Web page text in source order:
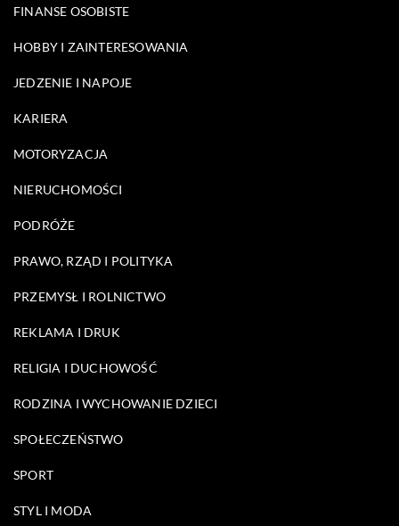
FINANSE OSOBISTE
HOBBY I ZAINTERESOWANIA
JEDZENIE I NAPOJE
KARIERA
MOTORYZACJA
NIERUCHOMOŚCI
PODRÓŻE
PRAWO, RZĄD I POLITYKA
PRZEMYSŁ I ROLNICTWO
REKLAMA I DRUK
RELIGIA I DUCHOWOŚĆ
RODZINA I WYCHOWANIE DZIECI
SPOŁECZEŃSTWO
SPORT
STYL I MODA